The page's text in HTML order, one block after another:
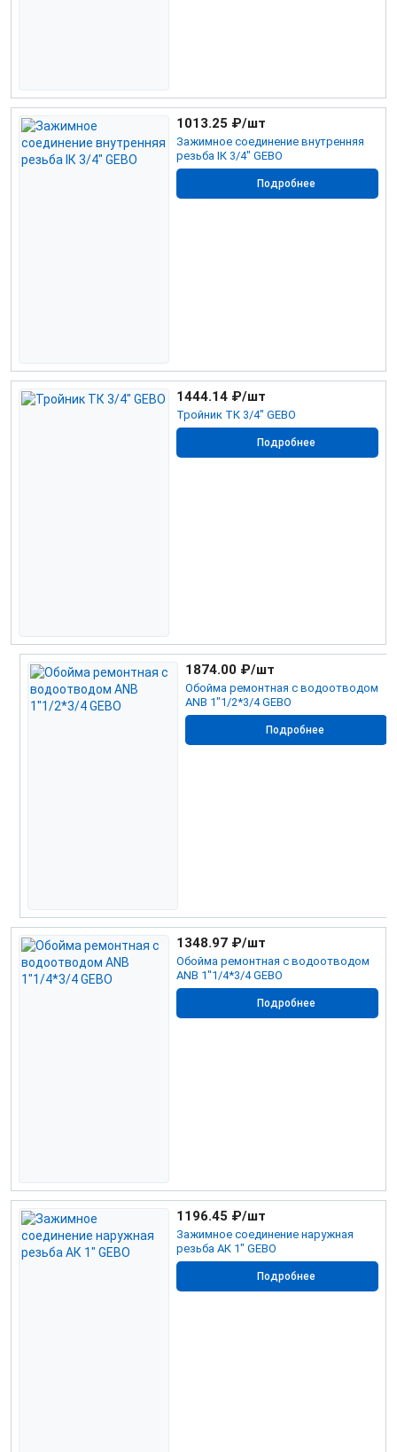
Зажимное соединение внутренняя
резьба IК 3/4" GEBO
1013.25 ₽/шт
Подробнее
Тройник ТК 3/4" GEBO
1444.14 ₽/шт
Подробнее
Обойма ремонтная с водоотводом
ANB 1"1/2*3/4 GEBO
1874.00 ₽/шт
Подробнее
Обойма ремонтная с водоотводом
ANB 1"1/4*3/4 GEBO
1348.97 ₽/шт
Подробнее
Зажимное соединение наружная
резьба АК 1" GEBO
1196.45 ₽/шт
Подробнее